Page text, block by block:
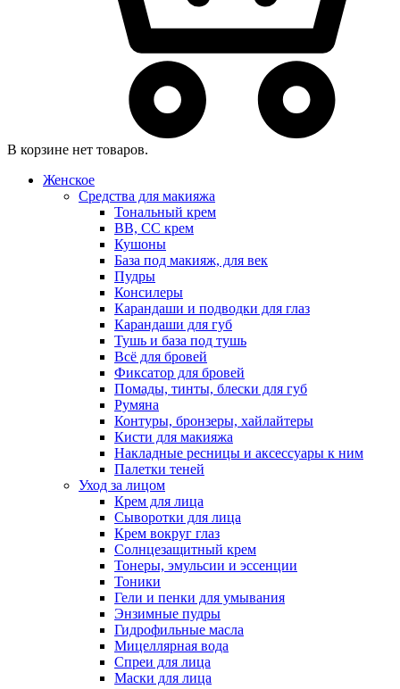
В корзине нет товаров.
Женское
Средства для макияжа
Тональный крем
BB, CC крем
Кушоны
База под макияж, для век
Пудры
Консилеры
Карандаши и подводки для глаз
Карандаши для губ
Тушь и база под тушь
Всё для бровей
Фиксатор для бровей
Помады, тинты, блески для губ
Румяна
Контуры, бронзеры, хайлайтеры
Кисти для макияжа
Накладные ресницы и аксессуары к ним
Палетки теней
Уход за лицом
Крем для лица
Сыворотки для лица
Крем вокруг глаз
Солнцезащитный крем
Тонеры, эмульсии и эссенции
Тоники
Гели и пенки для умывания
Энзимные пудры
Гидрофильные масла
Мицеллярная вода
Спреи для лица
Маски для лица